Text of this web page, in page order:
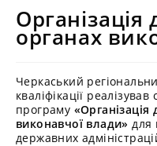
Організація
органах
Черкаський
кваліфікації
програму «Організація
виконавчої влади» для
державних